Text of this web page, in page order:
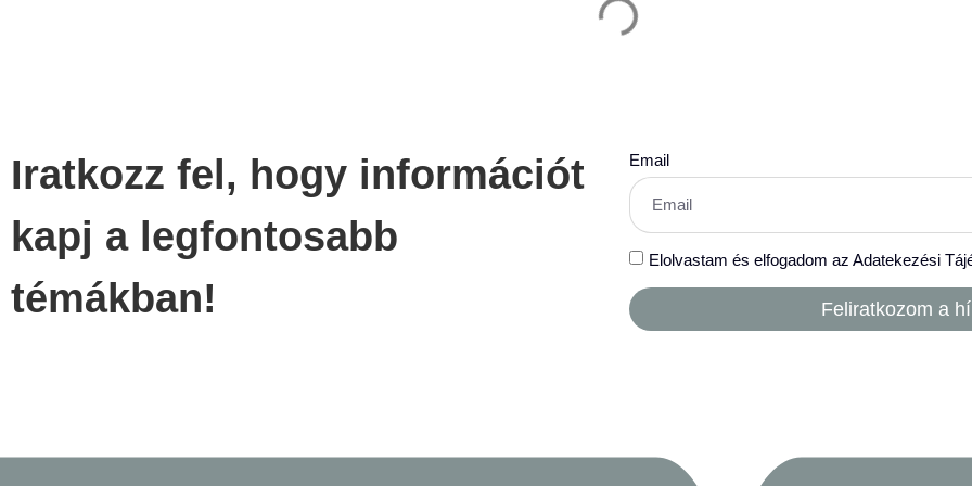
Iratkozz fel, hogy információt
kapj a legfontosabb
témákban!
Email
Elolvastam és elfogadom az Adatekezési
Feliratkozom a